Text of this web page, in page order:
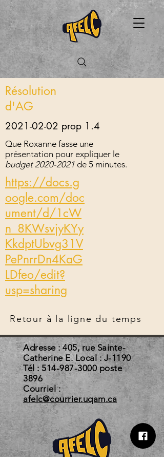
Résolution
d'AG
2021-02-02 prop 1.4
Que Roxanne fasse une
présentation pour expliquer le
budget2020-2021 de 5 minutes.
https://docs.g
oogle.com/doc
ument/d/1cW
n_8KWsvjyKYy
KkdptUbvg31V
PePnrrDn4KaG
LDfeo/edit?
usp=sharing
Retour à la ligne du temps
Adresse : 405, rue Sainte-
Catherine E. Local : J-1190
Tél :514-987-3000 poste
3896
Courriel :
afelc@courrier.uqam.ca